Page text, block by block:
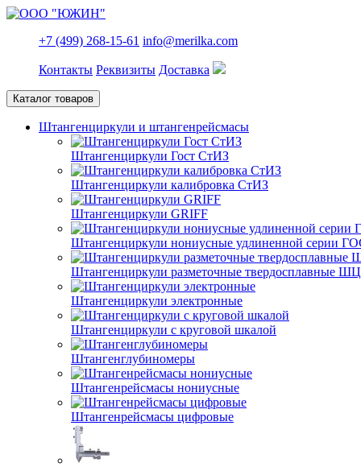
+7 (499) 268-15-61 info@merilka.com
Контакты Реквизиты Доставка
Каталог товаров
Штангенциркули и штангенрейсмасы
Штангенциркули Гост СтИЗ
Штангенциркули калибровка СтИЗ
Штангенциркули GRIFF
Штангенциркули нониусные удлиненной серии
Штангенциркули разметочные твердосплавные
Штангенциркули электронные
Штангенциркули с круговой шкалой
Штангенглубиномеры
Штангенрейсмасы нониусные
Штангенрейсмасы цифровые